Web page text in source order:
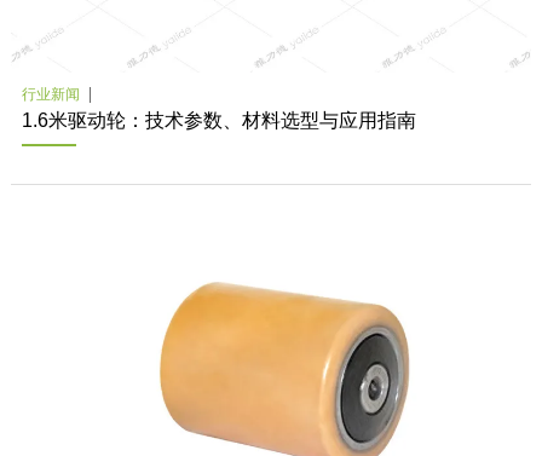
行业新闻
1.6米驱动轮：技术参数、材料选型与应用指南